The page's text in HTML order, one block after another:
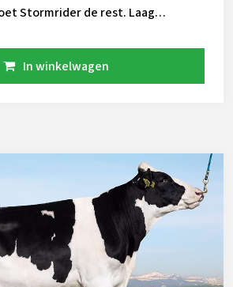
Stormrider de rest. Laag
In winkelwagen